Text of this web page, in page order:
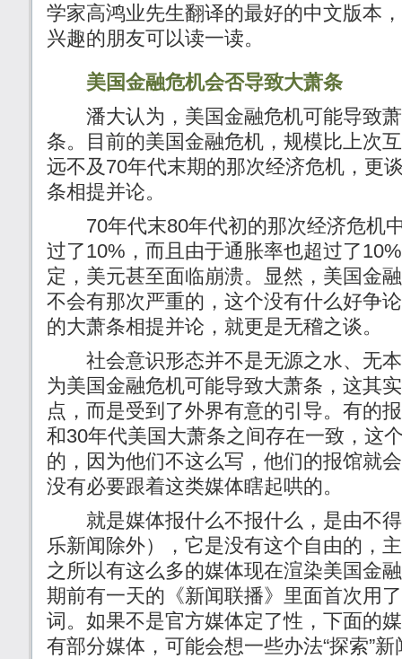
学家高鸿业先生翻译的最好的中文版本
兴趣的朋友可以读一读。
美国金融危机会否导致大萧条
潘大认为，美国金融危机可能导致萧
条。目前的美国金融危机，规模比上次
远不及70年代末期的那次经济危机，更
条相提并论。
70年代末80年代初的那次经济危机
过了10%，而且由于通胀率也超过了
定，美元甚至面临崩溃。显然，美国金
不会有那次严重的，这个没有什么好争
的大萧条相提并论，就更是无稽之谈。
社会意识形态并不是无源之水、无本
为美国金融危机可能导致大萧条，这其
点，而是受到了外界有意的引导。有的
和30年代美国大萧条之间存在一致，这
的，因为他们不这么写，他们的报馆就
没有必要跟着这类媒体瞎起哄的。
就是媒体报什么不报什么，是由不得
乐新闻除外），它是没有这个自由的，
之所以有这么多的媒体现在渲染美国金
期前有一天的《新闻联播》里面首次用
词。如果不是官方媒体定了性，下面的
有部分媒体，可能会想一些办法“探索”